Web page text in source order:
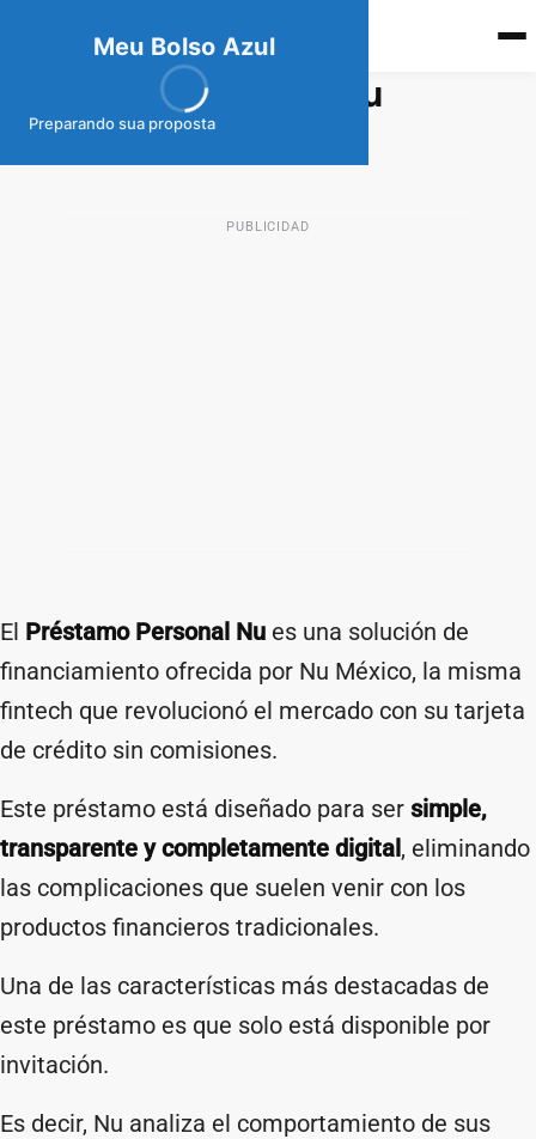
Meu Bolso Azul
Preparando sua proposta
meubolso Azul
Préstamo Personal Nu
PUBLICIDAD
El Préstamo Personal Nu es una solución de
financiamiento ofrecida por Nu México, la misma
fintech que revolucionó el mercado con su tarjeta
de crédito sin comisiones.
Este préstamo está diseñado para ser simple,
transparente y completamente digital, eliminando
las complicaciones que suelen venir con los
productos financieros tradicionales.
Una de las características más destacadas de
este préstamo es que solo está disponible por
invitación.
Es decir, Nu analiza el comportamiento de sus